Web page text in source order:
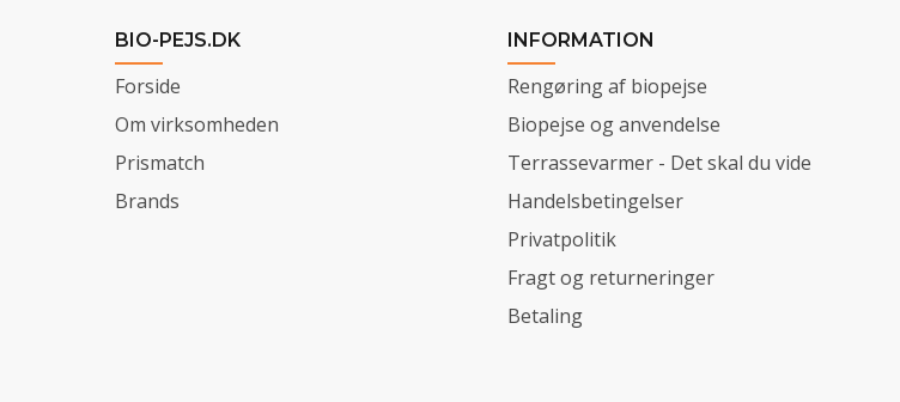
BIO-PEJS.DK
Forside
Om virksomheden
Prismatch
Brands
INFORMATION
Rengøring af biopejse
Biopejse og anvendelse
Terrassevarmer - Det skal du vide
Handelsbetingelser
Privatpolitik
Fragt og returneringer
Betaling